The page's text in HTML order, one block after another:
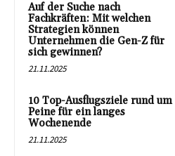
Auf der Suche nach
Fachkräften: Mit welchen
Strategien können
Unternehmen die Gen-Z für
sich gewinnen?
21.11.2025
10 Top-Ausflugsziele rund um
Peine für ein langes
Wochenende
21.11.2025